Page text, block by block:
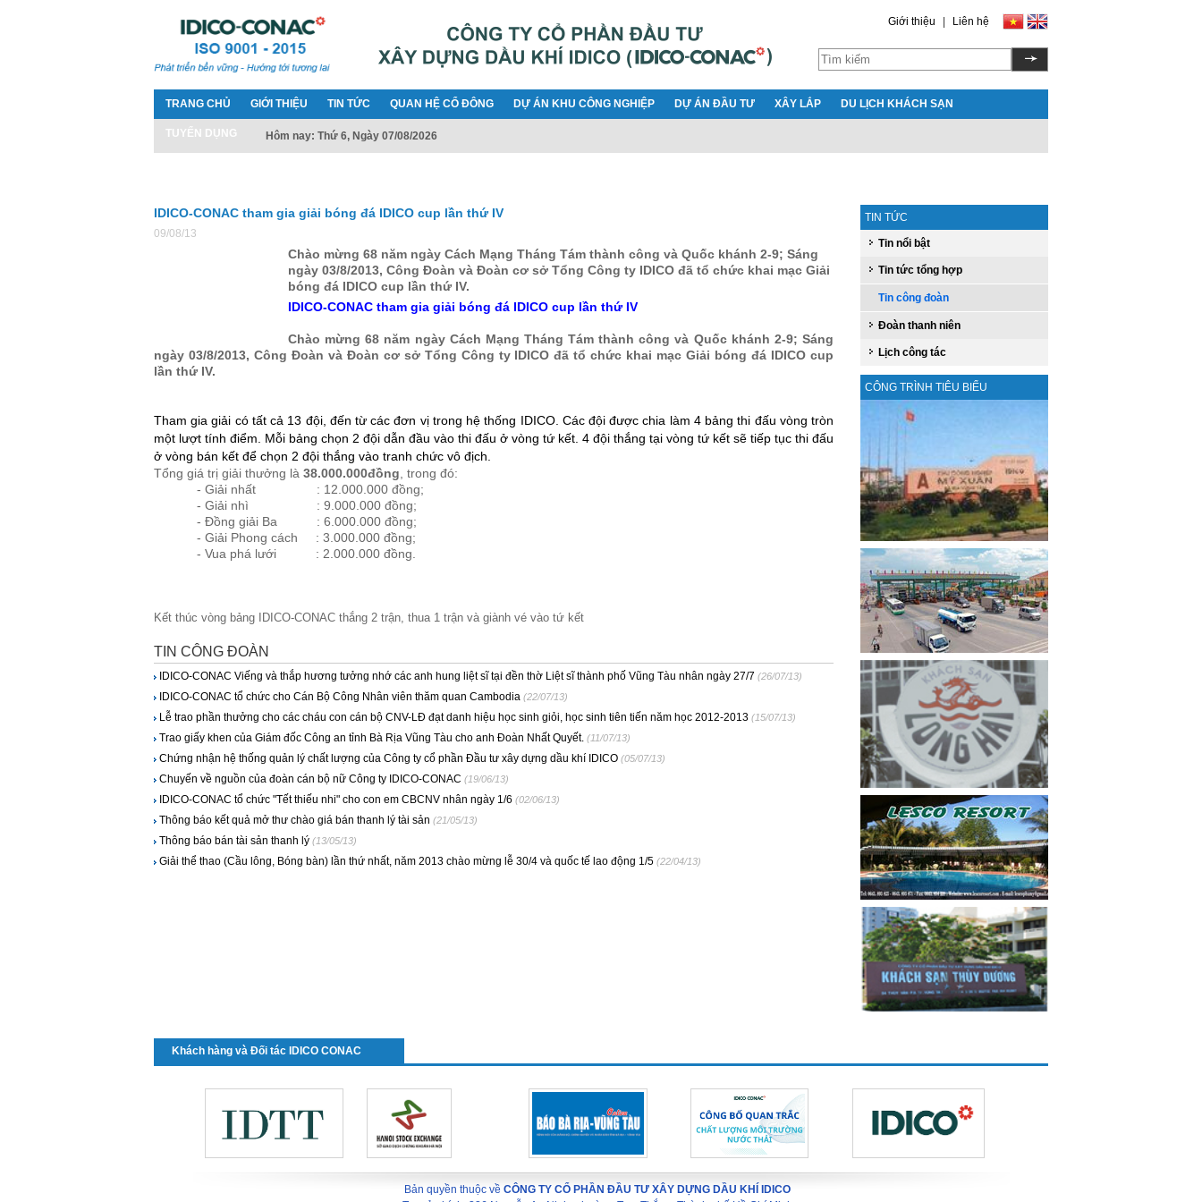
Giới thiệu Liên hệ
TRANG CHỦ GIỚI THIỆU TIN TỨC QUAN HỆ CỔ ĐÔNG DỰ ÁN KHU CÔNG NGHIỆP DỰ ÁN ĐẦU TƯ XÂY LẮP DU LỊCH KHÁCH SẠN
TUYỂN DỤNG Hôm nay: Thứ 6, Ngày 07/08/2026
IDICO-CONAC tham gia giải bóng đá IDICO cup lần thứ IV
09/08/13
Chào mừng 68 năm ngày Cách Mạng Tháng Tám thành công và Quốc khánh 2-9; Sáng
ngày 03/8/2013, Công Đoàn và Đoàn cơ sở Tổng Công ty IDICO đã tổ chức khai mạc Giải
bóng đá IDICO cup lần thứ IV.
IDICO-CONAC tham gia giải bóng đá IDICO cup lần thứ IV
Chào mừng 68 năm ngày Cách Mạng Tháng Tám thành công và Quốc khánh 2-9; Sáng
ngày 03/8/2013, Công Đoàn và Đoàn cơ sở Tổng Công ty IDICO đã tổ chức khai mạc Giải bóng đá IDICO cup
lần thứ IV.
Tham gia giải có tất cả 13 đội, đến từ các đơn vị trong hệ thống IDICO. Các đội được chia làm 4 bảng thi đấu vòng tròn
một lượt tính điểm. Mỗi bảng chọn 2 đội dẫn đầu vào thi đấu ở vòng tứ kết. 4 đội thắng tại vòng tứ kết sẽ tiếp tục thi đấu
ở vòng bán kết để chọn 2 đội thắng vào tranh chức vô địch.
Tổng giá trị giải thưởng là 38.000.000đồng trong đó:
- Giải nhất : 12.000.000 đồng;
- Giải nhì : 9.000.000 đồng;
- Đồng giải Ba : 6.000.000 đồng;
- Giải Phong cách : 3.000.000 đồng;
- Vua phá lưới : 2.000.000 đồng.
Kết thúc vòng bảng IDICO-CONAC thắng 2 trận, thua 1 trận và giành vé vào tứ kết
TIN CÔNG ĐOÀN
IDICO-CONAC Viếng và thắp hương tưởng nhớ các anh hung liệt sĩ tại đền thờ Liệt sĩ thành phố Vũng Tàu nhân ngày 27/7 (26/07/13)
IDICO-CONAC tổ chức cho Cán Bộ Công Nhân viên thăm quan Cambodia (22/07/13)
Lễ trao phần thưởng cho các cháu con cán bộ CNV-LĐ đạt danh hiệu học sinh giỏi, học sinh tiên tiến năm học 2012-2013 (15/07/13)
Trao giấy khen của Giám đốc Công an tỉnh Bà Rịa Vũng Tàu cho anh Đoàn Nhất Quyết. (11/07/13)
Chứng nhận hệ thống quản lý chất lượng của Công ty cổ phần Đầu tư xây dựng dầu khí IDICO (05/07/13)
Chuyến về nguồn của đoàn cán bộ nữ Công ty IDICO-CONAC (19/06/13)
IDICO-CONAC tổ chức "Tết thiếu nhi" cho con em CBCNV nhân ngày 1/6 (02/06/13)
Thông báo kết quả mở thư chào giá bán thanh lý tài sản (21/05/13)
Thông báo bán tài sản thanh lý (13/05/13)
Giải thể thao (Cầu lông, Bóng bàn) lần thứ nhất, năm 2013 chào mừng lễ 30/4 và quốc tế lao động 1/5 (22/04/13)
TIN TỨC
Tin nổi bật
Tin tức tổng hợp
Tin công đoàn
Đoàn thanh niên
Lịch công tác
CÔNG TRÌNH TIÊU BIỂU
Khách hàng và Đối tác IDICO CONAC
Bản quyền thuộc về CÔNG TY CỔ PHẦN ĐẦU TƯ XÂY DỰNG DẦU KHÍ IDICO